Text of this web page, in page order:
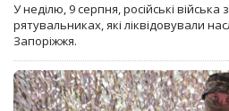
У неділю, 9 серпня, російські
рятувальниках, які ліквідовували
Запоріжжя.